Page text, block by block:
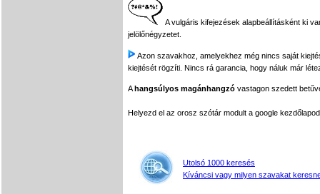
A vulgáris kifejezések alapbeállításként ki
jelölőnégyzetet.
Azon szavakhoz, amelyekhez még nincs saját
kiejtését rögzíti. Nincs rá garancia, hogy náluk már
Ahangsúlyos magánhangzó vastagon szedett
Helyezd el az orosz szótár modult a google
Utolsó 1000 keresés
Kíváncsi vagy milyen szavakat